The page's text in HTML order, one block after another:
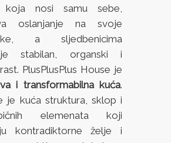
nosi samu sebe,
oslanjanje na svoje
a sljedbenicima
stabilan, organski i
PlusPlusPlus House je
i transformabilna kuća.
je kuća struktura, sklop i
elemenata koji
kontradiktorne želje i